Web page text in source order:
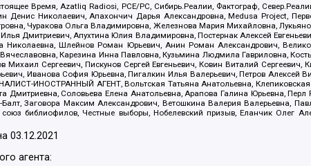
Время, Azatliq Radiosi, PCE/PC, Сибирь.Реалии, Фактограф,
Денис Николаевич, Апахончич Дарья Александровна, Medusa Project,
Чуракова Ольга Владимировна, Железнова Мария Михайловна,
Дмитриевич, Апухтина Юлия Владимировна, Постернак Алексей
Шлейнов Роман Юрьевич, Анин Роман Александрович,
Карезина Инна Павловна, Кузьмина Людмила Гавриловна,
Сергеевич, Пискунов Сергей Евгеньевич, Ковин Виталий Сергеевич,
Иванова София Юрьевна, Пигалкин Илья Валерьевич, Петров Алексей
ИНОСТРАННЫЙ АГЕНТ, Вольтская Татьяна Анатольевна,
Дмитриевна, Соловьева Елена Анатольевна, Арапова Галина Юрьевна,
Заговора Максим Александрович, Ветошкина Валерия Валерьевна,
библиофилов, Честные выборы, Нобелевский призыв, Еланчик Олег
03.12.2021
агента: